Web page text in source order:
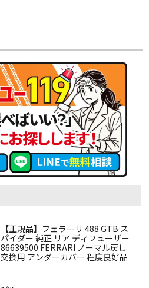
【正規品】フェラーリ 488 GTB ス
パイダー 純正 リア ディフューザー
86639500 FERRARI ノーマル戻し
交換用 アンダーカバー 程度良好品